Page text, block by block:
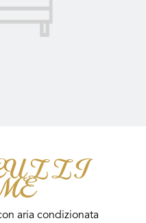
aria condizionata